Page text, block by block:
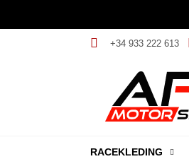
+34 933 222 613
RACEKLEDING